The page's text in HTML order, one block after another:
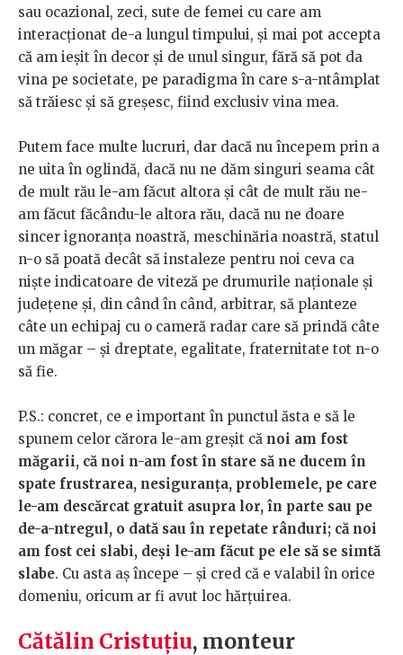
sau ocazional, zeci, sute de femei cu care am
interacționat de-a lungul timpului, și mai pot accepta
că am ieșit în decor și de unul singur, fără să pot da
vina pe societate, pe paradigma în care s-a-ntâmplat
să trăiesc și să greșesc, fiind exclusiv vina mea.
Putem face multe lucruri, dar dacă nu începem prin a
ne uita în oglindă, dacă nu ne dăm singuri seama cât
de mult rău le-am făcut altora și cât de mult rău ne-
am făcut făcându-le altora rău, dacă nu ne doare
sincer ignoranța noastră, meschinăria noastră, statul
n-o să poată decât să instaleze pentru noi ceva ca
niște indicatoare de viteză pe drumurile naționale și
județene și, din când în când, arbitrar, să planteze
câte un echipaj cu o cameră radar care să prindă câte
un măgar – și dreptate, egalitate, fraternitate tot n-o
să fie.
P.S.: concret, ce e important în punctul ăsta e să le
spunem celor cărora le-am greșit că noi am fost
măgarii, că noi n-am fost în stare să ne ducem în
spate frustrarea, nesiguranța, problemele, pe care
le-am descărcat gratuit asupra lor, în parte sau pe
de-a-ntregul, o dată sau în repetate rânduri; că noi
am fost cei slabi, deși le-am făcut pe ele să se simtă
slabe. Cu asta aș începe – și cred că e valabil în orice
domeniu, oricum ar fi avut loc hărțuirea.
Cătălin Cristuțiu, monteur